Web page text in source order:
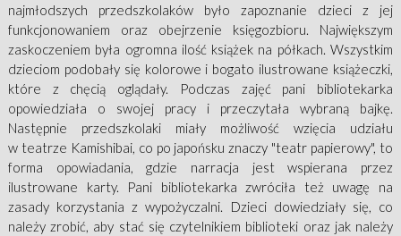
najmłodszych przedszkolaków było zapoznanie dzieci z jej
funkcjonowaniem oraz obejrzenie księgozbioru. Największym
zaskoczeniem była ogromna ilość książek na półkach. Wszystkim
dzieciom podobały się kolorowe i bogato ilustrowane książeczki,
które z chęcią oglądały. Podczas zajęć pani bibliotekarka
opowiedziała o swojej pracy i przeczytała wybraną bajkę.
Następnie przedszkolaki miały możliwość wzięcia udziału
w teatrze Kamishibai, co po japońsku znaczy "teatr papierowy", to
forma opowiadania, gdzie narracja jest wspierana przez
ilustrowane karty. Pani bibliotekarka zwróciła też uwagę na
zasady korzystania z wypożyczalni. Dzieci dowiedziały się, co
należy zrobić, aby stać się czytelnikiem biblioteki oraz jak należy